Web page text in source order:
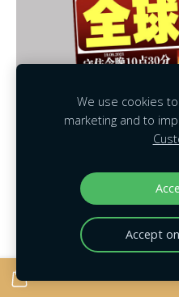
【 19-8-2021 】22,948 单
马来西亚死亡率全球最低。
确诊率却每天上升。
难道说；死亡率要变最高？
#Delta病毒在周围
｜
We use cookies
marketing and to
Accept